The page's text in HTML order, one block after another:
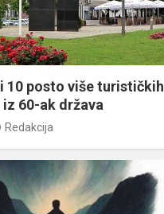
10 posto više turističkih
60-ak država
Redakcija